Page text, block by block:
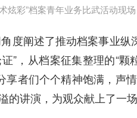
炫彩”档案青年业务比武活动现场
阐述了推动档案事业
”，从档案征集整理的“
者们个个精神饱满，
讲演，为观众献上了一